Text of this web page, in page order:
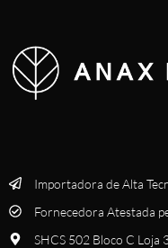
Importadora de Alta
Fornecedora Atestada
SHCS 502 Bloco C Loja